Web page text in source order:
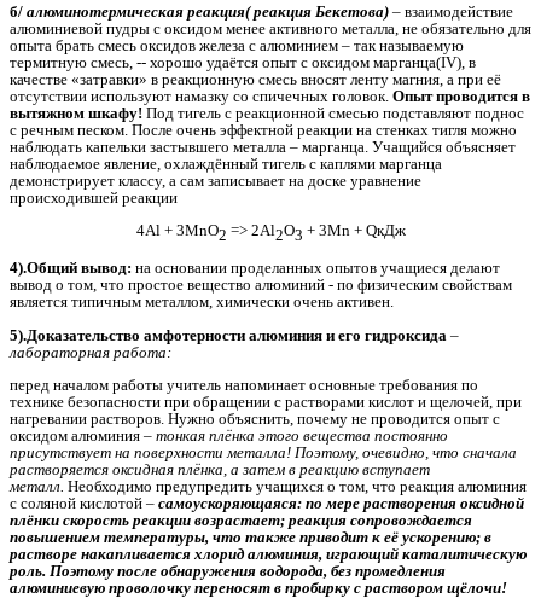
б/ алюминотермическая реакция( реакция Бекетова) – взаимодействие
алюминиевой пудры с оксидом менее активного металла, не обязательно для
опыта брать смесь оксидов железа с алюминием – так называемую
термитную смесь, -- хорошо удаётся опыт с оксидом марганца(IV), в
качестве «затравки» в реакционную смесь вносят ленту магния, а при её
отсутствии используют намазку со спичечных головок. Опыт проводится в
вытяжном шкафу! Под тигель с реакционной смесью подставляют поднос
с речным песком. После очень эффектной реакции на стенках тигля можно
наблюдать капельки застывшего металла – марганца. Учащийся объясняет
наблюдаемое явление, охлаждённый тигель с каплями марганца
демонстрирует классу, а сам записывает на доске уравнение
происходившей реакции
4Al + 3MnO2 => 2Al2O3 + 3Mn + QкДж
4).Общий вывод: на основании проделанных опытов учащиеся делают
вывод о том, что простое вещество алюминий - по физическим свойствам
является типичным металлом, химически очень активен.
5).Доказательство амфотерности алюминия и его гидроксида –
лабораторная работа:
перед началом работы учитель напоминает основные требования по
технике безопасности при обращении с растворами кислот и щелочей, при
нагревании растворов. Нужно объяснить, почему не проводится опыт с
оксидом алюминия – тонкая плёнка этого вещества постоянно
присутствует на поверхности металла! Поэтому, очевидно, что сначала
растворяется оксидная плёнка, а затем в реакцию вступает
металл. Необходимо предупредить учащихся о том, что реакция алюминия
с соляной кислотой – самоускоряющаяся: по мере растворения оксидной
плёнки скорость реакции возрастает; реакция сопровождается
повышением температуры, что также приводит к её ускорению; в
растворе накапливается хлорид алюминия, играющий каталитическую
роль. Поэтому после обнаружения водорода, без промедления
алюминиевую проволочку переносят в пробирку с раствором щёлочи!